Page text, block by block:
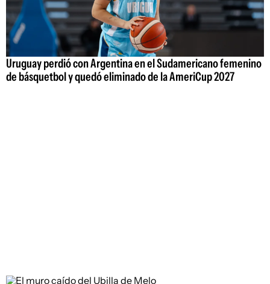
Uruguay perdió con Argentina en el Sudamericano femenino
de básquetbol y quedó eliminado de la AmeriCup 2027